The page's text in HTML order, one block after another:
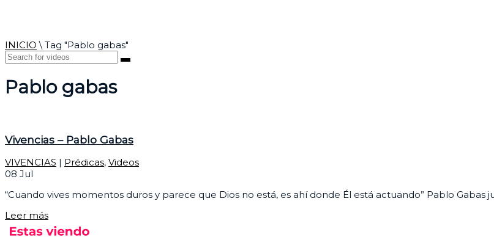
INICIO \ Tag "Pablo gabas"
Pablo gabas
Vivencias – Pablo Gabas
VIVENCIAS | Prédicas, Videos
08 Jul
“Cuando vives momentos duros y parece que Dios no está, es ahí donde Él está actuando” Pablo Gabas
Leer más